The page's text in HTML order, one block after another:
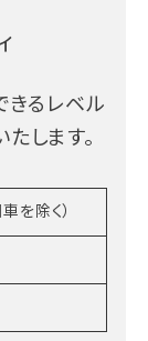
きるレベル
します。
を除く）